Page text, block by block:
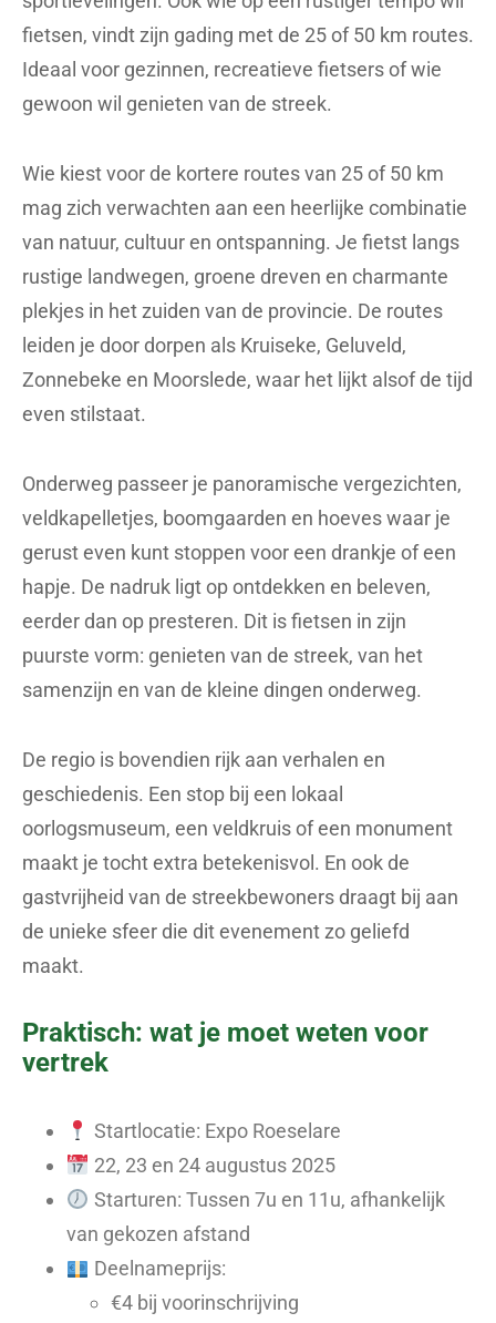
fietsen, vindt zijn gading met de 25 of 50 km routes.
Ideaal voor gezinnen, recreatieve fietsers of wie
gewoon wil genieten van de streek.
Wie kiest voor de kortere routes van 25 of 50 km
mag zich verwachten aan een heerlijke combinatie
van natuur, cultuur en ontspanning. Je fietst langs
rustige landwegen, groene dreven en charmante
plekjes in het zuiden van de provincie. De routes
leiden je door dorpen als Kruiseke, Geluveld,
Zonnebeke en Moorslede, waar het lijkt alsof de tijd
even stilstaat.
Onderweg passeer je panoramische vergezichten,
veldkapelletjes, boomgaarden en hoeves waar je
gerust even kunt stoppen voor een drankje of een
hapje. De nadruk ligt op ontdekken en beleven,
eerder dan op presteren. Dit is fietsen in zijn
puurste vorm: genieten van de streek, van het
samenzijn en van de kleine dingen onderweg.
De regio is bovendien rijk aan verhalen en
geschiedenis. Een stop bij een lokaal
oorlogsmuseum, een veldkruis of een monument
maakt je tocht extra betekenisvol. En ook de
gastvrijheid van de streekbewoners draagt bij aan
de unieke sfeer die dit evenement zo geliefd
maakt.
Praktisch: wat je moet weten voor
vertrek
Startlocatie: Expo Roeselare
22, 23 en 24 augustus 2025
Starturen: Tussen 7u en 11u, afhankelijk
van gekozen afstand
Deelnameprijs:
€4 bij voorinschrijving